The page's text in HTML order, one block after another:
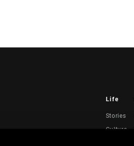
Life
Stories
Cultura